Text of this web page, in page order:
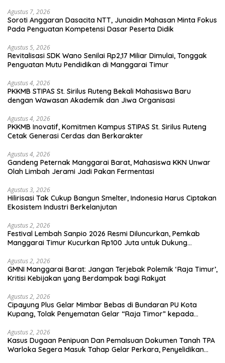
Agustus 7, 2026
Soroti Anggaran Dasacita NTT, Junaidin Mahasan Minta Fokus
Pada Penguatan Kompetensi Dasar Peserta Didik
Agustus 5, 2026
Revitalisasi SDK Wano Senilai Rp2,17 Miliar Dimulai, Tonggak
Penguatan Mutu Pendidikan di Manggarai Timur
Agustus 4, 2026
PKKMB STIPAS St. Sirilus Ruteng Bekali Mahasiswa Baru
dengan Wawasan Akademik dan Jiwa Organisasi
Agustus 4, 2026
PKKMB Inovatif, Komitmen Kampus STIPAS St. Sirilus Ruteng
Cetak Generasi Cerdas dan Berkarakter
Agustus 4, 2026
Gandeng Peternak Manggarai Barat, Mahasiswa KKN Unwar
Olah Limbah Jerami Jadi Pakan Fermentasi
Agustus 3, 2026
Hilirisasi Tak Cukup Bangun Smelter, Indonesia Harus Ciptakan
Ekosistem Industri Berkelanjutan
Agustus 2, 2026
Festival Lembah Sanpio 2026 Resmi Diluncurkan, Pemkab
Manggarai Timur Kucurkan Rp100 Juta untuk Dukung
Agustus 2, 2026
GMNI Manggarai Barat: Jangan Terjebak Polemik ‘Raja Timur’,
Kritisi Kebijakan yang Berdampak bagi Rakyat
Agustus 2, 2026
Cipayung Plus Gelar Mimbar Bebas di Bundaran PU Kota
Kupang, Tolak Penyematan Gelar “Raja Timor” kepada
Agustus 2, 2026
Kasus Dugaan Penipuan Dan Pemalsuan Dokumen Tanah TPA
Warloka Segera Masuk Tahap Gelar Perkara, Penyelidikan